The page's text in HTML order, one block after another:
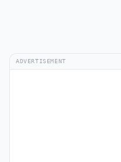
ADVERTISEMENT